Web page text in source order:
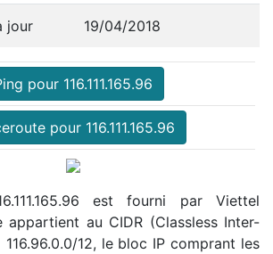
jour 19/04/2018
pour 116.111.165.96
pour 116.111.165.96
est fourni par Viettel
appartient au CIDR (Classless Inter-
12, le bloc IP comprant les